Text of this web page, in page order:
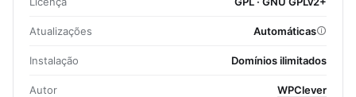
Atualizações Automáticas
Instalação Domínios ilimitados
Autor WPClever